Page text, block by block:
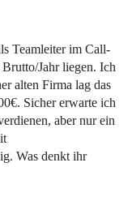
Teamleiter im Call-
Jahr liegen. Ich
alten Firma lag das
Sicher erwarte ich
aber nur ein
Was denkt ihr